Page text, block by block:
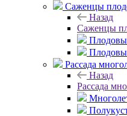
Саженцы
Назад
Саженцы
Рассада
Назад
Рассада